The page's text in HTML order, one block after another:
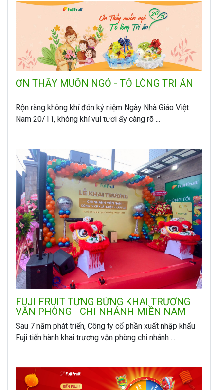
ƠN THẦY MUỐN NGỎ - TỎ LÒNG TRI ÂN
Rộn ràng không khí đón kỷ niệm Ngày Nhà Giáo Việt
Nam 20/11, không khí vui tươi ấy càng rõ ...
FUJI FRUIT TƯNG BỪNG KHAI TRƯƠNG
VĂN PHÒNG - CHI NHÁNH MIỀN NAM
Sau 7 năm phát triển, Công ty cổ phần xuất nhập khẩu
Fuji tiến hành khai trương văn phòng chi nhánh ...